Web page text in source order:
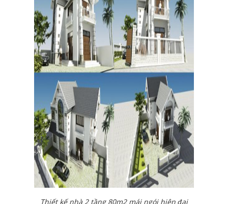
Thiết kế nhà 2 tầng 80m2 mái ngói hiện đại